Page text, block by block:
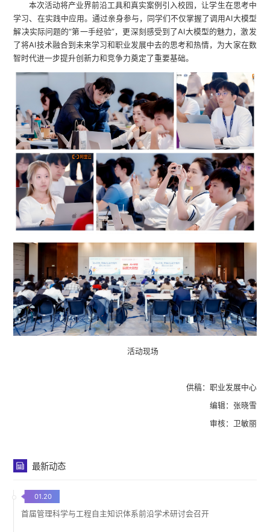
本次活动将产业界前沿工具和真实案例引入校园，让学生在思考中
学习、在实践中应用。通过亲身参与，同学们不仅掌握了调用AI大模型
解决实际问题的“第一手经验”，更深刻感受到了AI大模型的魅力，激发
了将AI技术融合到未来学习和职业发展中去的思考和热情，为大家在数
智时代进一步提升创新力和竞争力奠定了重要基础。
活动现场
供稿：职业发展中心
编辑：张晓雪
审核：卫敏丽
最新动态
01.20
首届管理科学与工程自主知识体系前沿学术研讨会召开